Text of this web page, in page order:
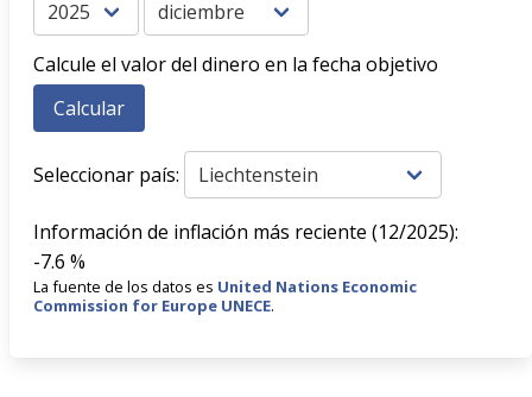
Calcule el valor del dinero en la fecha objetivo
Seleccionar país:
Información de inflación más reciente (12/2025):
-7.6 %
La fuente de los datos es United Nations Economic
Commission for Europe UNECE.